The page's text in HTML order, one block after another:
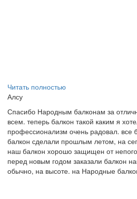
Читать полностью
Алсу
Спасибо Народным балконам за
всем. теперь балкон такой каким я
профессионализм очень радовал. все
балкон сделали прошлым летом, на
наш балкон хорошо защищен от
перед новым годом заказали балкон
обычно, на высоте. на Народные